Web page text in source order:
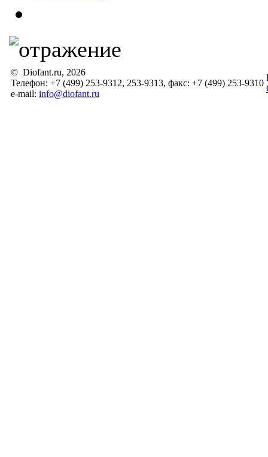
© Diofant.ru, 2026
Телефон: +7 (499) 253-9312, 253-9313, факс: +7 (499) 253-9310
e-mail: info@diofant.ru